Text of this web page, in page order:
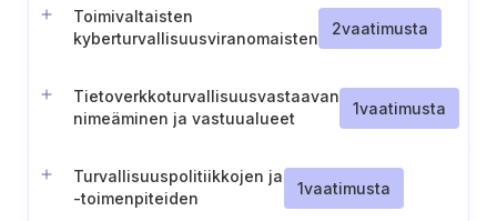
Toimivaltaisten
kyberturvallisuusviranomaisten
2vaatimusta
Tietoverkkoturvallisuusvastaavan
nimeäminen ja vastuualueet
1vaatimusta
Turvallisuuspolitiikkojen ja
-toimenpiteiden
1vaatimusta